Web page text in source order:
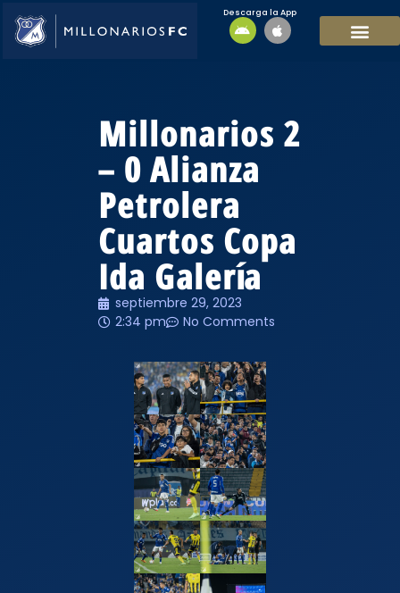
Descarga la App
Millonarios 2
– 0 Alianza
Petrolera
Cuartos Copa
Ida Galería
septiembre 29, 2023
2:34 pm
No Comments